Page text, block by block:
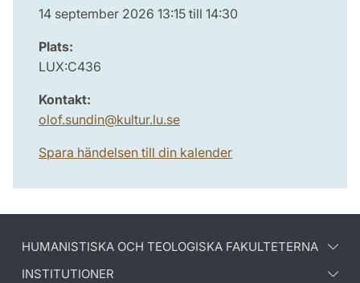
14 september 2026 13:15 till 14:30
Plats:
LUX:C436
Kontakt:
olof.sundin@kultur.lu.se
Spara händelsen till din kalender
HUMANISTISKA OCH TEOLOGISKA FAKULTETERNA
INSTITUTIONER